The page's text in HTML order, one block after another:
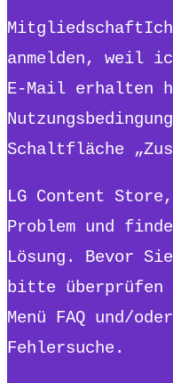
anmelden, weil
E-Mail erhalten
Schaltfläche
LG Content
Problem und
Lösung. Bevor
bitte überprüfen
Menü FAQ und/
Fehlersuche.